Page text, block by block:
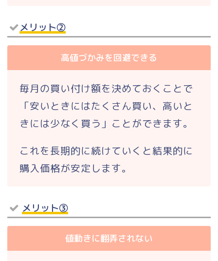
メリット②
高値づかみを回避できる
毎月の買い付け額を決めておくことで
「安いときにはたくさん買い、高いと
きには少なく買う 」ことができます。
これを長期的に続けていくと結果的に
購入価格が安定します。
メリット③
値動きに翻弄されない